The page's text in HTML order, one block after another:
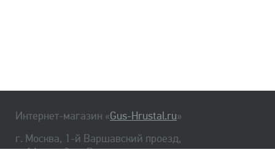
Интернет-магазин «Gus-Hrustal.ru»
г. Москва, 1-й Варшавский проезд,
д. 1А, стр. 3, м. Варшавская